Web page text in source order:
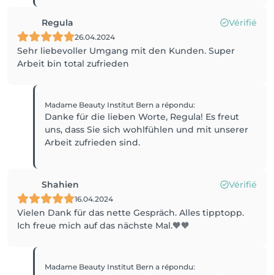
Regula Vérifié
26.04.2024
Sehr liebevoller Umgang mit den Kunden. Super
Arbeit bin total zufrieden
Madame Beauty Institut Berna répondu:
Danke für die lieben Worte, Regula! Es freut
uns, dass Sie sich wohlfühlen und mit unserer
Arbeit zufrieden sind.
Shahien Vérifié
16.04.2024
Vielen Dank für das nette Gespräch. Alles tipptopp.
Ich freue mich auf das nächste Mal.🧡🧡
Madame Beauty Institut Berna répondu: